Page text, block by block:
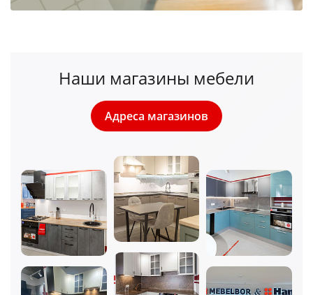
Наши магазины мебели
Адреса магазинов